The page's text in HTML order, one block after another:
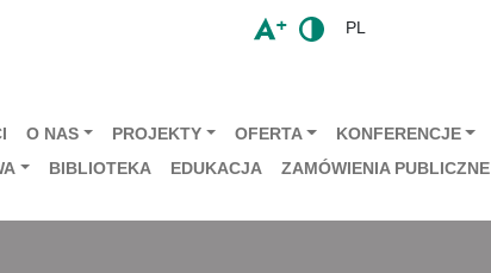
PL
O NAS PROJEKTY OFERTA KONFERENCJE
BIBLIOTEKA EDUKACJA ZAMÓWIENIA PUBLICZNE